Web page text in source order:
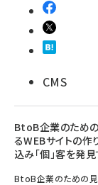
CMS
BtoB企業のため
るWEBサイトの
込み「個」客を発
BtoB企業のための見